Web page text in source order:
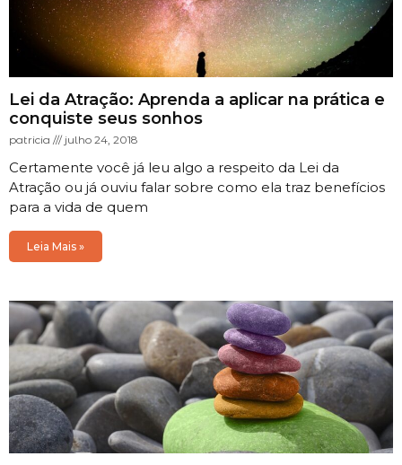
Lei da Atração: Aprenda a aplicar na prática e
conquiste seus sonhos
patricia julho 24, 2018
Certamente você já leu algo a respeito da Lei da
Atração ou já ouviu falar sobre como ela traz benefícios
para a vida de quem
Leia Mais »